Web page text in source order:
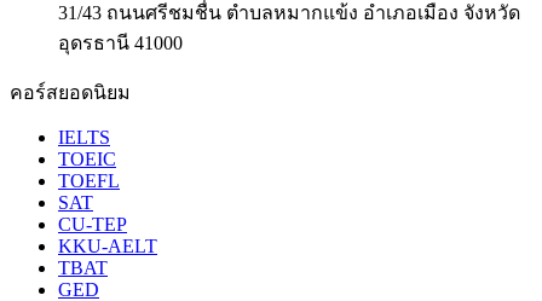
31/43 ถนนศรีชมชื่น ตำบลหมากแข้ง อำเภอเมือง จังหวัด
อุดรธานี 41000
คอร์สยอดนิยม
IELTS
TOEIC
TOEFL
SAT
CU-TEP
KKU-AELT
TBAT
GED